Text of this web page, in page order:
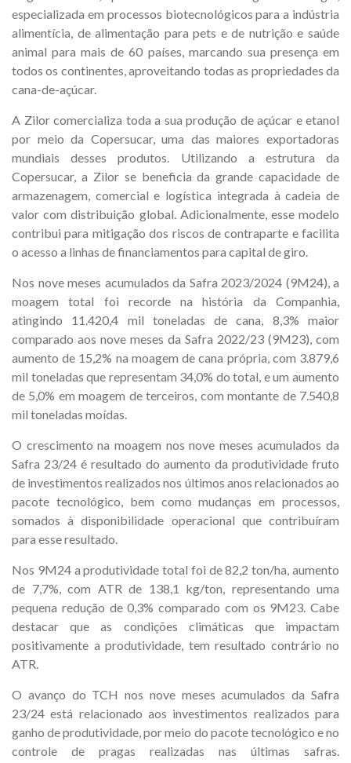
especializada em processos biotecnológicos para a indústria
alimentícia, de alimentação para pets e de nutrição e saúde
animal para mais de 60 países, marcando sua presença em
todos os continentes, aproveitando todas as propriedades da
cana-de-açúcar.
A Zilor comercializa toda a sua produção de açúcar e etanol
por meio da Copersucar, uma das maiores exportadoras
mundiais desses produtos. Utilizando a estrutura da
Copersucar, a Zilor se beneficia da grande capacidade de
armazenagem, comercial e logística integrada à cadeia de
valor com distribuição global. Adicionalmente, esse modelo
contribui para mitigação dos riscos de contraparte e facilita
o acesso a linhas de financiamentos para capital de giro.
Nos nove meses acumulados da Safra 2023/2024 (9M24), a
moagem total foi recorde na história da Companhia,
atingindo 11.420,4 mil toneladas de cana, 8,3% maior
comparado aos nove meses da Safra 2022/23 (9M23), com
aumento de 15,2% na moagem de cana própria, com 3.879,6
mil toneladas que representam 34,0% do total, e um aumento
de 5,0% em moagem de terceiros, com montante de 7.540,8
mil toneladas moídas.
O crescimento na moagem nos nove meses acumulados da
Safra 23/24 é resultado do aumento da produtividade fruto
de investimentos realizados nos últimos anos relacionados ao
pacote tecnológico, bem como mudanças em processos,
somados à disponibilidade operacional que contribuíram
para esse resultado.
Nos 9M24 a produtividade total foi de 82,2 ton/ha, aumento
de 7,7%, com ATR de 138,1 kg/ton, representando uma
pequena redução de 0,3% comparado com os 9M23. Cabe
destacar que as condições climáticas que impactam
positivamente a produtividade, tem resultado contrário no
ATR.
O avanço do TCH nos nove meses acumulados da Safra
23/24 está relacionado aos investimentos realizados para
ganho de produtividade, por meio do pacote tecnológico e no
controle de pragas realizadas nas últimas safras.